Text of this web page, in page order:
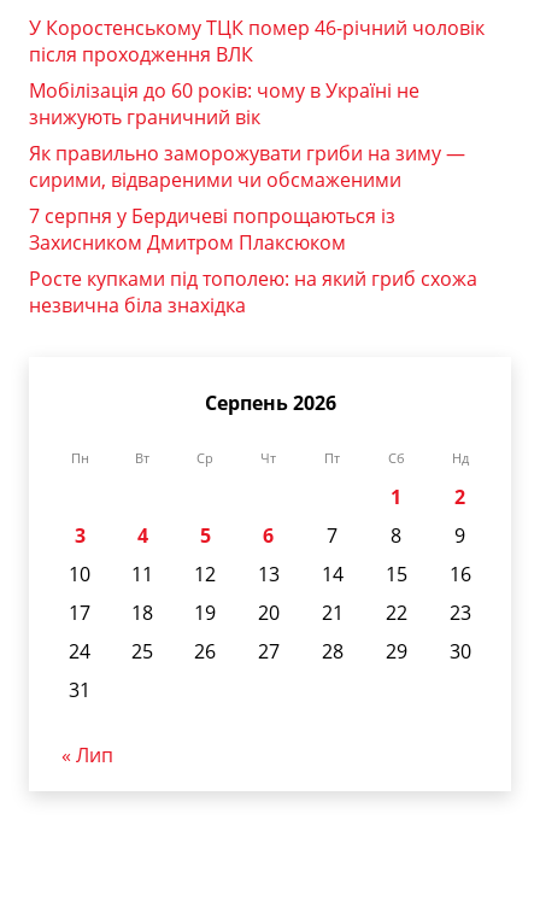
У Коростенському ТЦК помер 46-річний чоловік
після проходження ВЛК
Мобілізація до 60 років: чому в Україні не
знижують граничний вік
Як правильно заморожувати гриби на зиму —
сирими, відвареними чи обсмаженими
7 серпня у Бердичеві попрощаються із
Захисником Дмитром Плаксюком
Росте купками під тополею: на який гриб схожа
незвична біла знахідка
Серпень 2026
Пн Вт Ср Чт Пт Сб Нд
1
2
3
4 5 6 7 8
9
10
11 12 13 14 15
16
17
18 19 20 21 22
23
24
25 26 27 28 29
30
31
« Лип